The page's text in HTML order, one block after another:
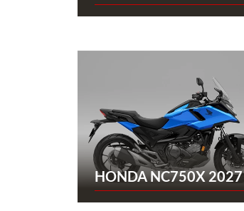
HONDA NC750X 2027